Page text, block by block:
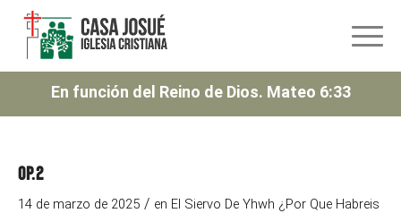
En función del Reino de Dios. Mateo 6:33
Op.2
14 de marzo de 2025 / en El Siervo De Yhwh ¿Por Que Habreis